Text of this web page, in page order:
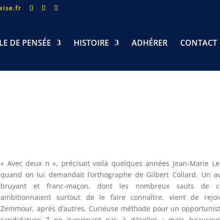
DE PENSÉE HISTOIRE ADHÉRER CONTACT
« Avec deux n », précisait voilà quelques années Jean-Marie
quand on lui demandait l’orthographe de Gilbert Collard. Un
bruyant et franc-maçon, dont les nombreux sauts de
ambitionnaient surtout de le faire connaître, vient de
Zemmour, après d’autres. Curieuse méthode pour un